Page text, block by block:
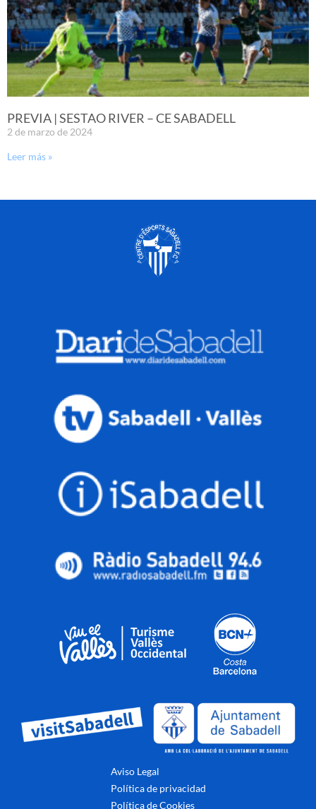
PREVIA | SESTAO RIVER – CE SABADELL
2 de marzo de 2024
Leer más »
Aviso Legal
Política de privacidad
Política de Cookies